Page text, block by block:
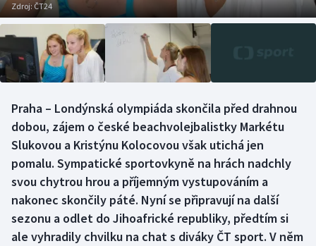
Biatlon
Boby a skeleton
Curling
Dostihy
Florbal
Aplikace ČT sport
AZ kvíz
Zdroj:ČT24
Praha – Londýnská olympiáda skončila před drahnou
dobou, zájem o české beachvolejbalistky Markétu
Slukovou a Kristýnu Kolocovou však utichá jen
pomalu. Sympatické sportovkyně na hrách nadchly
svou chytrou hrou a příjemným vystupováním a
nakonec skončily páté. Nyní se připravují na další
sezonu a odlet do Jihoafrické republiky, předtím si
ale vyhradily chvilku na chat s diváky ČT sport. V něm